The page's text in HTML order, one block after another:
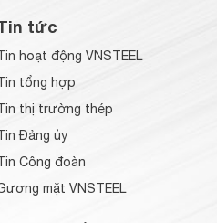
tức
hoạt động VNSTEEL
tổng hợp
thị trường thép
Đảng ủy
Công đoàn
mặt VNSTEEL